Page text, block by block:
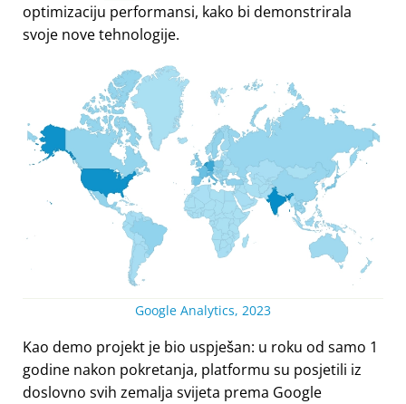
optimizaciju performansi, kako bi demonstrirala
svoje nove tehnologije.
Google Analytics, 2023
Kao demo projekt je bio uspješan: u roku od samo 1
godine nakon pokretanja, platformu su posjetili iz
doslovno svih zemalja svijeta prema Google